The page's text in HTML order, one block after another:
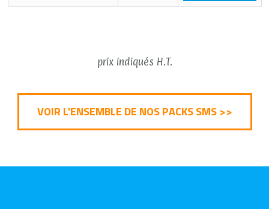
prix indiqués H.T.
VOIR L'ENSEMBLE DE NOS PACKS SMS >>